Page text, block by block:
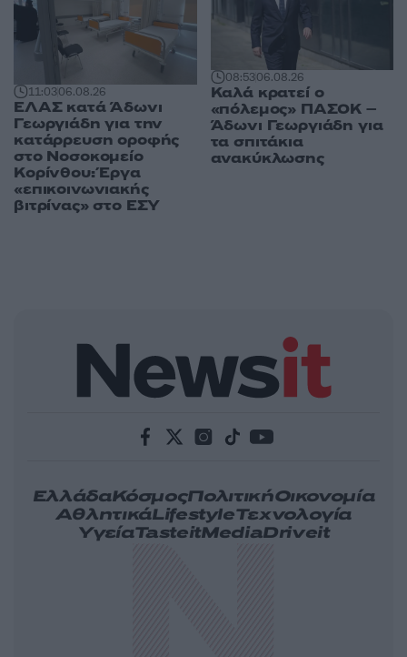
11:0306.08.26
ΕΛΑΣ κατά Άδωνι
Γεωργιάδη για την
κατάρρευση οροφής
στο Νοσοκομείο
Κορίνθου: Έργα
«επικοινωνιακής
βιτρίνας» στο ΕΣΥ
08:5306.08.26
Καλά κρατεί ο
«πόλεμος» ΠΑΣΟΚ –
Άδωνι Γεωργιάδη για
τα σπιτάκια
ανακύκλωσης
ΕλλάδαΚόσμοςΠολιτικήΟικονομία
ΑθλητικάLifestyleΤεχνολογία
ΥγείαTasteitMediaDriveit